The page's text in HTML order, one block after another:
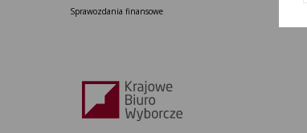
Sprawozdania finansowe